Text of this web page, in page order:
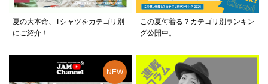
夏の大本命、Tシャツをカテゴリ別
にご紹介！
この夏何着る？カテゴリ別ランキン
グ公開中。